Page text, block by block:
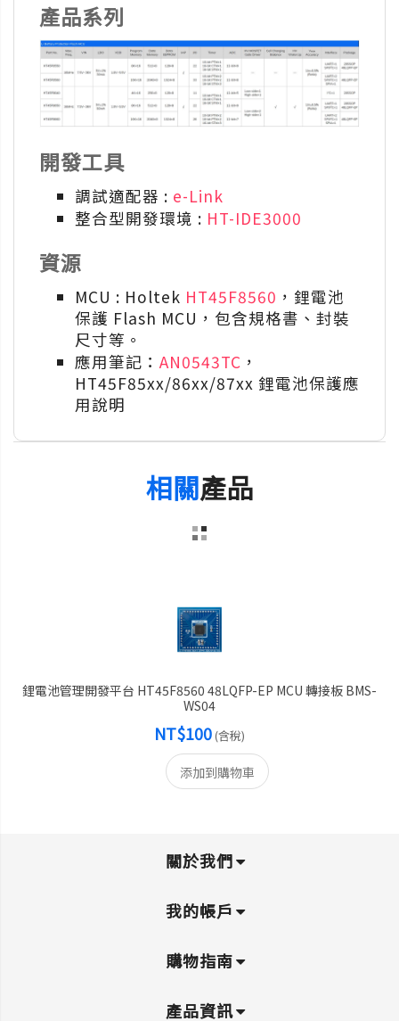
產品系列
開發工具
調試適配器 : e-Link
整合型開發環境 : HT-IDE3000
資源
MCU : Holtek HT45F8560 ，鋰電池
保護 Flash MCU，包含規格書、封裝
尺寸等。
應用筆記： AN0543TC ，
HT45F85xx/86xx/87xx 鋰電池保護應
用說明
相關產品
鋰電池管理開發平台 HT45F8560 48LQFP-EP MCU 轉接板 BMS-
WS04
NT$100(含稅)
添加到購物車
關於我們
我的帳戶
購物指南
產品資訊